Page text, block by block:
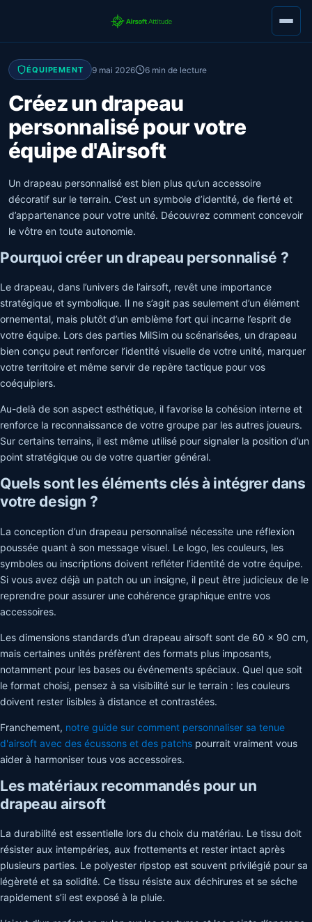
ÉQUIPEMENT 9 mai 2026 6 min de lecture
Créez un drapeau
personnalisé pour votre
équipe d'Airsoft
Un drapeau personnalisé est bien plus qu’un accessoire
décoratif sur le terrain. C’est un symbole d’identité, de fierté et
d’appartenance pour votre unité. Découvrez comment concevoir
le vôtre en toute autonomie.
Pourquoi créer un drapeau personnalisé ?
Le drapeau, dans l’univers de l’airsoft, revêt une importance
stratégique et symbolique. Il ne s’agit pas seulement d’un élément
ornemental, mais plutôt d’un emblème fort qui incarne l’esprit de
votre équipe. Lors des parties MilSim ou scénarisées, un drapeau
bien conçu peut renforcer l’identité visuelle de votre unité, marquer
votre territoire et même servir de repère tactique pour vos
coéquipiers.
Au-delà de son aspect esthétique, il favorise la cohésion interne et
renforce la reconnaissance de votre groupe par les autres joueurs.
Sur certains terrains, il est même utilisé pour signaler la position d’un
point stratégique ou de votre quartier général.
Quels sont les éléments clés à intégrer dans
votre design ?
La conception d’un drapeau personnalisé nécessite une réflexion
poussée quant à son message visuel. Le logo, les couleurs, les
symboles ou inscriptions doivent refléter l’identité de votre équipe.
Si vous avez déjà un patch ou un insigne, il peut être judicieux de le
reprendre pour assurer une cohérence graphique entre vos
accessoires.
Les dimensions standards d’un drapeau airsoft sont de 60 x 90 cm,
mais certaines unités préfèrent des formats plus imposants,
notamment pour les bases ou événements spéciaux. Quel que soit
le format choisi, pensez à sa visibilité sur le terrain : les couleurs
doivent rester lisibles à distance et contrastées.
Franchement, notre guide sur comment personnaliser sa tenue
d'airsoft avec des écussons et des patchs pourrait vraiment vous
aider à harmoniser tous vos accessoires.
Les matériaux recommandés pour un
drapeau airsoft
La durabilité est essentielle lors du choix du matériau. Le tissu doit
résister aux intempéries, aux frottements et rester intact après
plusieurs parties. Le polyester ripstop est souvent privilégié pour sa
légèreté et sa solidité. Ce tissu résiste aux déchirures et se séche
rapidement s’il est exposé à la pluie.